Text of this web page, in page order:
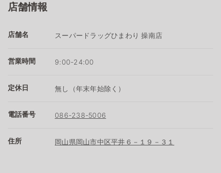
店舗情報
店舗名 スーパードラッグひまわり 操南店
営業時間 9:00-24:00
定休日 無し（年末年始除く）
電話番号 086-238-5006
住所 岡山県岡山市中区平井６－１９－３１